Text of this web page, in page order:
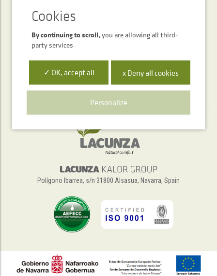
Telephone service
+34 948 563 511
Polígono Ibarrea, s/n 31800 Alsasua, Navarra, Spain
By continuing to scroll,you are allowing all third-
party services
✓ OK, accept all x Deny all cookies
Personalize